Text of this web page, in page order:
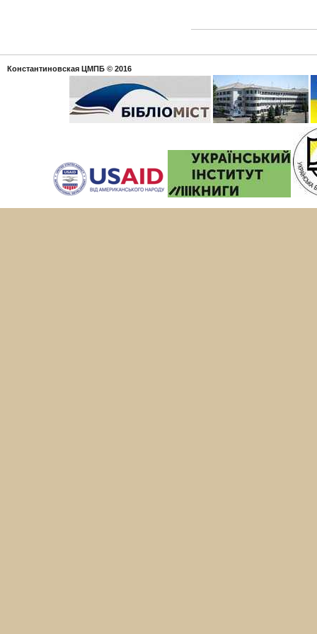
Константиновская ЦМПБ © 2016